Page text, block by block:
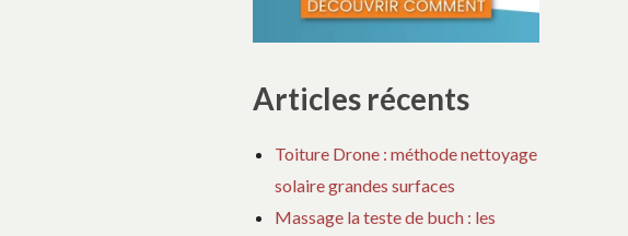
Articles récents
Toiture Drone : méthode nettoyage
solaire grandes surfaces
Massage la teste de buch : les